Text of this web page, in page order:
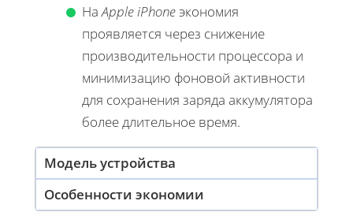
НаApple iPhoneэкономия
проявляется через снижение
производительности процессора и
минимизацию фоновой активности
для сохранения заряда аккумулятора
более длительное время.
Модель устройства
Особенности экономии